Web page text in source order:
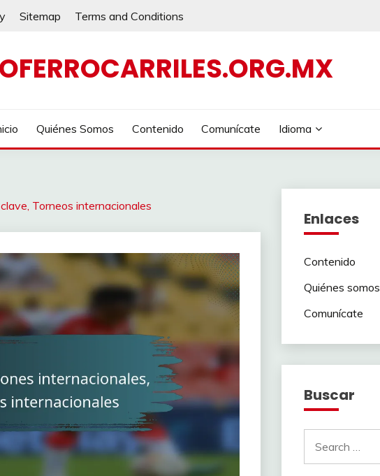
Sitemap Terms and Conditions
Quiénes Somos Contenido Comunícate Idioma
Torneos internacionales
Enlaces
Contenido
Quiénes somos
Comunícate
Buscar
for: